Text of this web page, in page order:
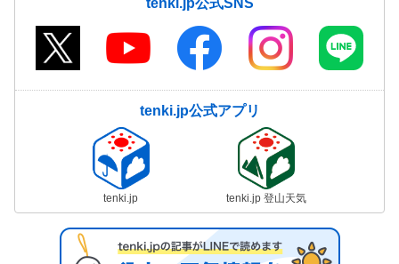
tenki.jp公式アプリ
tenki.jp tenki.jp 登山天気